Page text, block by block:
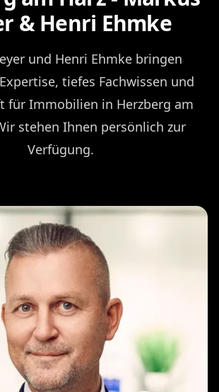
& Henri Ehmke
und Henri Ehmke bringen
tiefes Fachwissen und
für Immobilien in Herzberg am
stehen Ihnen persönlich zur
Verfügung.